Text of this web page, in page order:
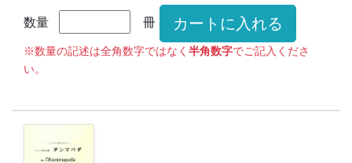
数量 冊
※数量の記述は全角数字ではなく 半角数字でご記入くださ
い。